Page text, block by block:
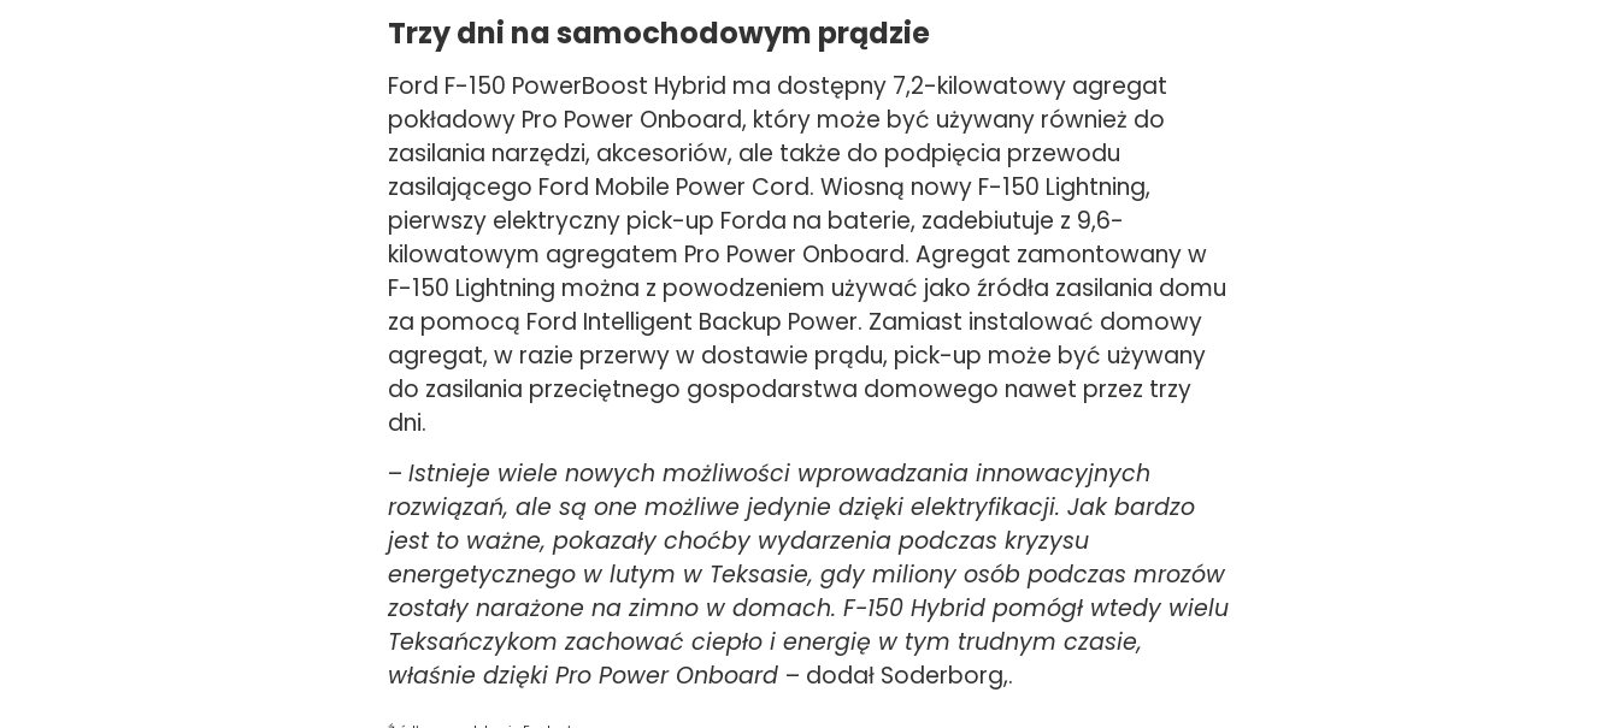
Trzy dni na samochodowym prądzie
Ford F-150 PowerBoost Hybrid ma dostępny 7,2-kilowatowy agregat
pokładowy Pro Power Onboard, który może być używany również do
zasilania narzędzi, akcesoriów, ale także do podpięcia przewodu
zasilającego Ford Mobile Power Cord. Wiosną nowy F-150 Lightning,
pierwszy elektryczny pick-up Forda na baterie, zadebiutuje z 9,6-
kilowatowym agregatem Pro Power Onboard. Agregat zamontowany w
F-150 Lightning można z powodzeniem używać jako źródła zasilania domu
za pomocą Ford Intelligent Backup Power. Zamiast instalować domowy
agregat, w razie przerwy w dostawie prądu, pick-up może być używany
do zasilania przeciętnego gospodarstwa domowego nawet przez trzy
dni.
– Istnieje wiele nowych możliwości wprowadzania innowacyjnych
rozwiązań, ale są one możliwe jedynie dzięki elektryfikacji. Jak bardzo
jest to ważne, pokazały choćby wydarzenia podczas kryzysu
energetycznego w lutym w Teksasie, gdy miliony osób podczas mrozów
zostały narażone na zimno w domach. F-150 Hybrid pomógł wtedy wielu
Teksańczykom zachować ciepło i energię w tym trudnym czasie,
właśnie dzięki Pro Power Onboard – dodał Soderborg,.